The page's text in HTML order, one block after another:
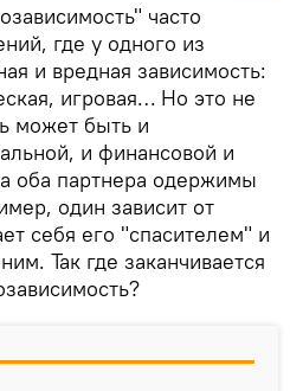
часто
где у одного из
и вредная зависимость:
игровая… Но это не
может быть и
и финансовой и
оба партнера одержимы
один зависит от
себя его "спасителем" и
Так где заканчивается